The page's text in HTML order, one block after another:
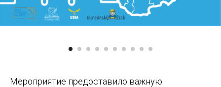
Мероприятие предоставило важную